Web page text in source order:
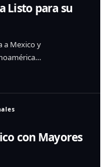
Listo para su
a Mexico y
con Mayores